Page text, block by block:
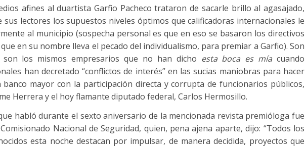
afines al duartista Garfio Pacheco trataron de sacarle brillo al agasajado,
sus lectores los supuestos niveles óptimos que calificadoras internacionales le
al municipio (sospecha personal es que en eso se basaron los directivos
en su nombre lleva el pecado del individualismo, para premiar a Garfio). Son
los mismos empresarios que no han dicho esta boca es mía cuando
han decretado “conflictos de interés” en las sucias maniobras para hacer
mayor con la participación directa y corrupta de funcionarios públicos,
Herrera y el hoy flamante diputado federal, Carlos Hermosillo.
habló durante el sexto aniversario de la mencionada revista premióloga fue
Nacional de Seguridad, quien, pena ajena aparte, dijo: “Todos los
esta noche destacan por impulsar, de manera decidida, proyectos que